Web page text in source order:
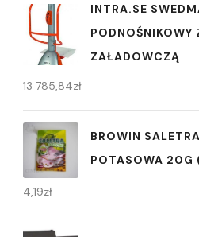
INTRA.SE
PODNOŚNIKOWY
ZAŁADOWCZĄ
13 785,84zł
BROWIN
POTASOWA
4,19zł